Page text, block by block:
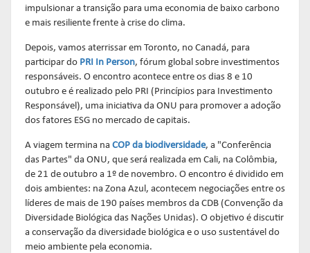
impulsionar a transição para uma economia de baixo carbono
e mais resiliente frente à crise do clima.
Depois, vamos aterrissar em Toronto, no Canadá, para
participar do PRI In Person, fórum global sobre investimentos
responsáveis. O encontro acontece entre os dias 8 e 10
outubro e é realizado pelo PRI (Princípios para Investimento
Responsável), uma iniciativa da ONU para promover a adoção
dos fatores ESG no mercado de capitais.
A viagem termina na COP da biodiversidade, a "Conferência
das Partes" da ONU, que será realizada em Cali, na Colômbia,
de 21 de outubro a 1º de novembro. O encontro é dividido em
dois ambientes: na Zona Azul, acontecem negociações entre os
líderes de mais de 190 países membros da CDB (Convenção da
Diversidade Biológica das Nações Unidas). O objetivo é discutir
a conservação da diversidade biológica e o uso sustentável do
meio ambiente pela economia.